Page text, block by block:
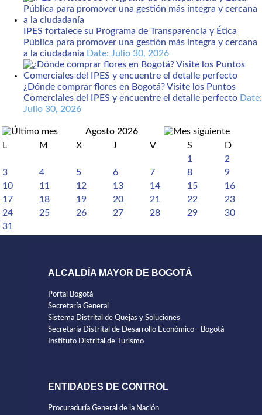
IPES fortalece su Programa de Transparencia y Ética
Pública para promover una gestión más íntegra y cercana
a la ciudadanía Date: Julio 30, 2026
¿Dónde comprar flores en Bogotá? Visite los Puntos
Comerciales del IPES y encuentre el detalle perfecto Date:
Julio 30, 2026
Agosto 2026
L
M X J V S
D
1
2
3
4 5 6 7 8
9
10
11 12 13 14 15
16
17
18 19 20 21 22
23
24
25 26 27 28 29
30
31
ALCALDÍA MAYOR DE BOGOTÁ
Portal Bogotá
Secretaría General
Sistema Distrital de Quejas y Soluciones
Secretaría Distrital de Desarrollo Económico - Bogotá
Instituto Distrital de Turismo
ENTIDADES DE CONTROL
Procuraduría General de la Nación